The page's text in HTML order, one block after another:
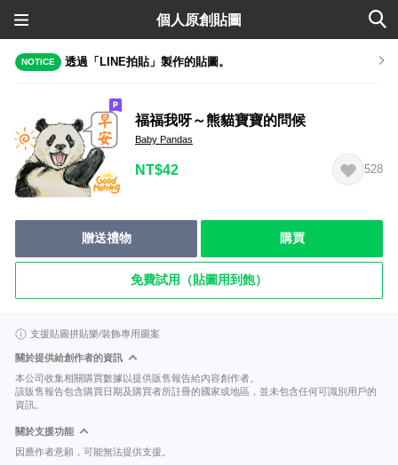
個人原創貼圖
NOTICE 透過「LINE拍貼」製作的貼圖。
福福我呀～熊貓寶寶的問候
Baby Pandas
NT$42 528
贈送禮物 購買
免費試用（貼圖用到飽）
支援貼圖拼貼樂/裝飾專用圖案
關於提供給創作者的資訊
本公司收集相關購買數據以提供販售報告給內容創作者。
該販售報告包含購買日期及購買者所註冊的國家或地區，並未包含任何可識別用戶的
資訊。
關於支援功能
因應作者意願，可能無法提供支援。